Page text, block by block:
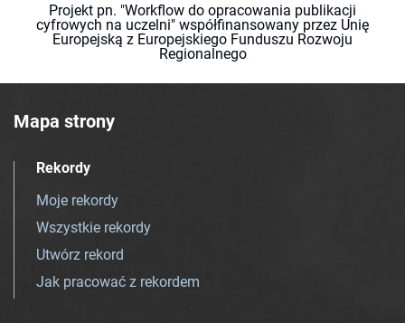
Projekt pn. "Workflow do opracowania publikacji
cyfrowych na uczelni" współfinansowany przez Unię
Europejską z Europejskiego Funduszu Rozwoju
Regionalnego
Mapa strony
Rekordy
Moje rekordy
Wszystkie rekordy
Utwórz rekord
Jak pracować z rekordem